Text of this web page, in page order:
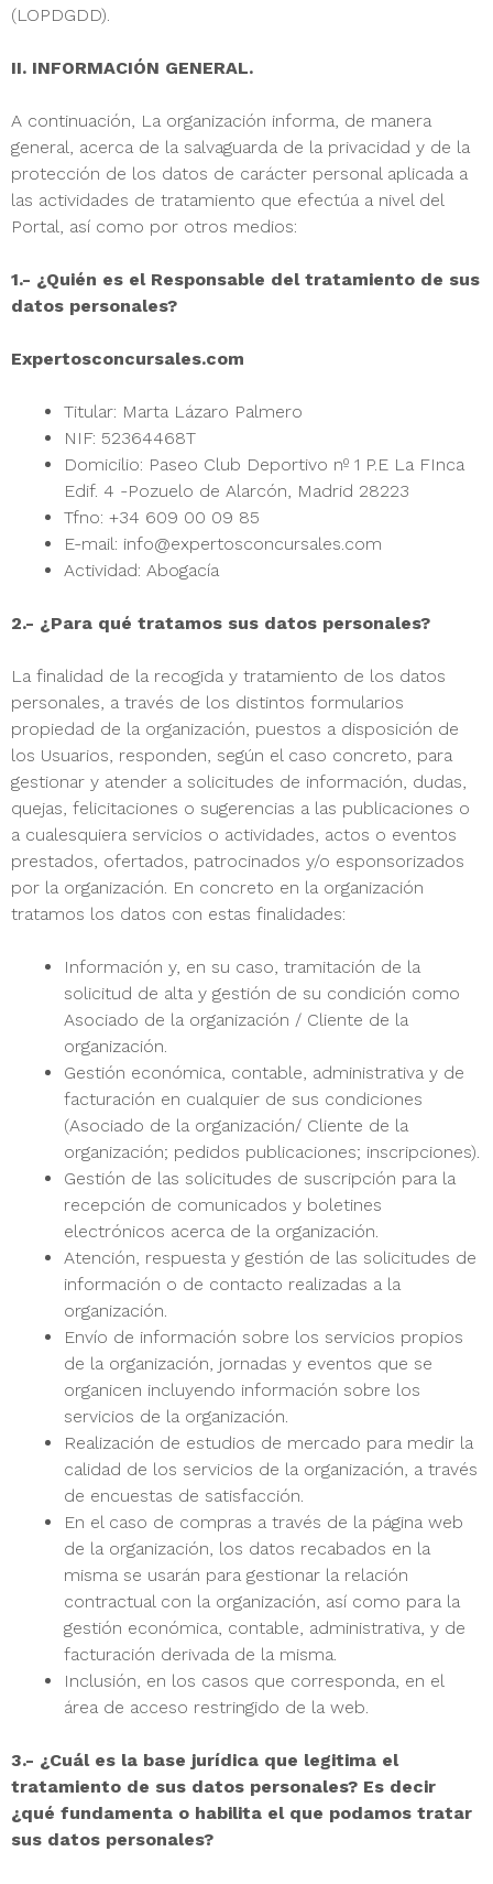
(LOPDGDD).
II. INFORMACIÓN GENERAL.
A continuación, La organización informa, de manera
general, acerca de la salvaguarda de la privacidad y de la
protección de los datos de carácter personal aplicada a
las actividades de tratamiento que efectúa a nivel del
Portal, así como por otros medios:
1.- ¿Quién es el Responsable del tratamiento de sus
datos personales?
Expertosconcursales.com
Titular: Marta Lázaro Palmero
NIF: 52364468T
Domicilio: Paseo Club Deportivo nº 1 P.E La FInca
Edif. 4 -Pozuelo de Alarcón, Madrid 28223
Tfno: +34 609 00 09 85
E-mail: info@expertosconcursales.com
Actividad: Abogacía
2.- ¿Para qué tratamos sus datos personales?
La finalidad de la recogida y tratamiento de los datos
personales, a través de los distintos formularios
propiedad de la organización, puestos a disposición de
los Usuarios, responden, según el caso concreto, para
gestionar y atender a solicitudes de información, dudas,
quejas, felicitaciones o sugerencias a las publicaciones o
a cualesquiera servicios o actividades, actos o eventos
prestados, ofertados, patrocinados y/o esponsorizados
por la organización. En concreto en la organización
tratamos los datos con estas finalidades:
Información y, en su caso, tramitación de la
solicitud de alta y gestión de su condición como
Asociado de la organización / Cliente de la
organización.
Gestión económica, contable, administrativa y de
facturación en cualquier de sus condiciones
(Asociado de la organización/ Cliente de la
organización; pedidos publicaciones; inscripciones).
Gestión de las solicitudes de suscripción para la
recepción de comunicados y boletines
electrónicos acerca de la organización.
Atención, respuesta y gestión de las solicitudes de
información o de contacto realizadas a la
organización.
Envío de información sobre los servicios propios
de la organización, jornadas y eventos que se
organicen incluyendo información sobre los
servicios de la organización.
Realización de estudios de mercado para medir la
calidad de los servicios de la organización, a través
de encuestas de satisfacción.
En el caso de compras a través de la página web
de la organización, los datos recabados en la
misma se usarán para gestionar la relación
contractual con la organización, así como para la
gestión económica, contable, administrativa, y de
facturación derivada de la misma.
Inclusión, en los casos que corresponda, en el
área de acceso restringido de la web.
3.- ¿Cuál es la base jurídica que legitima el
tratamiento de sus datos personales? Es decir
¿qué fundamenta o habilita el que podamos tratar
sus datos personales?